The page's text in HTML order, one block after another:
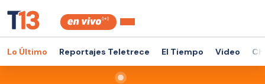
Lo Último Reportajes Teletrece El Tiempo Video